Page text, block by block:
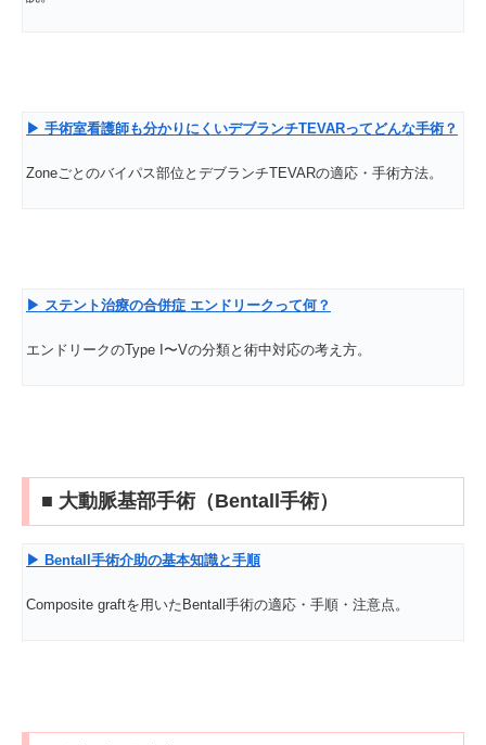
▶ 手術室看護師も分かりにくいデブランチTEVARってどんな手術？
Zoneごとのバイパス部位とデブランチTEVARの適応・手術方法。
▶ ステント治療の合併症 エンドリークって何？
エンドリークのType I〜Vの分類と術中対応の考え方。
■ 大動脈基部手術（Bentall手術）
▶ Bentall 手術介助の基本知識と手順
Composite graftを用いたBentall手術の適応・手順・注意点。